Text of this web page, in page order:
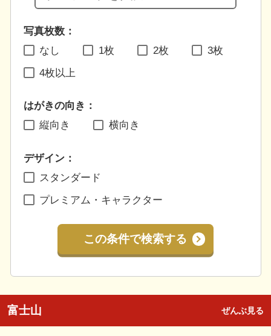
写真枚数：
なし
1枚 2枚 3枚
4枚以上
はがきの向き：
縦向き
横向き
デザイン：
スタンダード
プレミアム・キャラクター
この条件で検索する
富士山 ぜんぶ見る